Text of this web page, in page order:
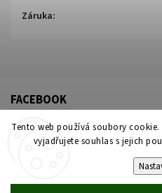
Tento web používá soubory
vyjadřujete souhlas s jejich
Záruka:
FACEBOOK